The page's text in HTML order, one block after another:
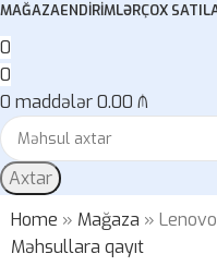
MAĞAZAENDIRIMLƏRÇOX
0
0
0 maddələr0.00 ₼
Axtar
Home » Mağaza »
Məhsullara qayıt